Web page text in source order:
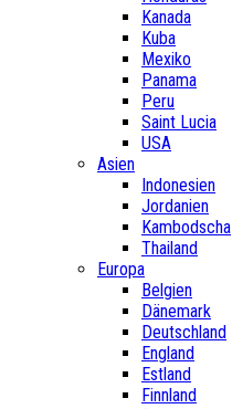
Kanada
Kuba
Mexiko
Panama
Peru
Saint Lucia
USA
Asien
Indonesien
Jordanien
Kambodscha
Thailand
Europa
Belgien
Dänemark
Deutschland
England
Estland
Finnland